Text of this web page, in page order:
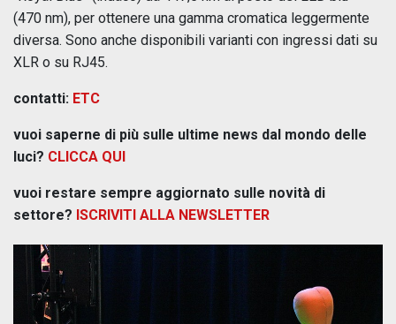
(470 nm), per ottenere una gamma cromatica leggermente
diversa. Sono anche disponibili varianti con ingressi dati su
XLR o su RJ45.
contatti: ETC
vuoi saperne di più sulle ultime news dal mondo delle
luci? CLICCA QUI
vuoi restare sempre aggiornato sulle novità di
settore? ISCRIVITI ALLA NEWSLETTER